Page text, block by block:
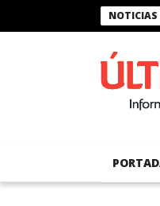
Presidente Bukele